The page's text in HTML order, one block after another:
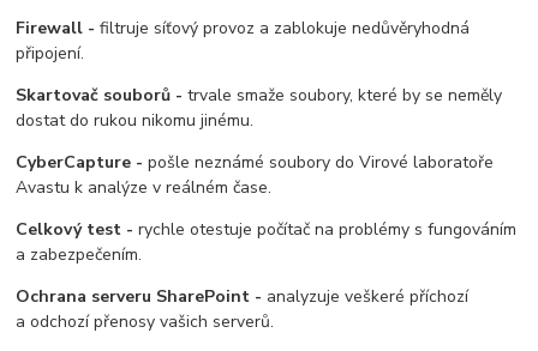
Firewall -filtruje síťový provoz a zablokuje nedůvěryhodná
připojení.
Skartovač souborů -trvale smaže soubory, které by se neměly
dostat do rukou nikomu jinému.
CyberCapture -pošle neznámé soubory do Virové laboratoře
Avastu k analýze v reálném čase.
Celkový test -rychle otestuje počítač na problémy s fungováním
a zabezpečením.
Ochrana serveru SharePoint - analyzuje veškeré příchozí
a odchozí přenosy vašich serverů.